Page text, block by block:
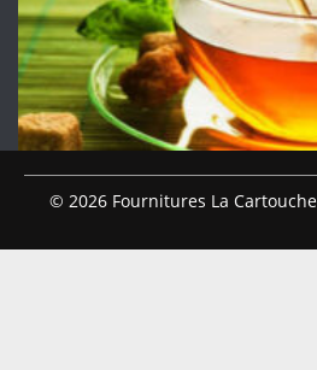
© 2026 Fournitures La